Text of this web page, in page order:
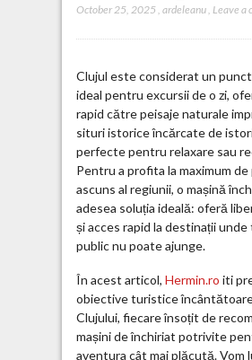
October 25, 2025 ardeleanu, Leave a
Clujul este considerat un
ideal pentru excursii de o zi,
rapid către peisaje naturale
situri istorice încărcate de
perfecte pentru relaxare sau
Pentru a profita la maximum
ascuns al regiunii, o mașină
adesea soluția ideală: oferă
și acces rapid la destinații
public nu poate ajunge.
În acest articol, Hermin.ro iti
obiective turistice
Clujului, fiecare însoțit de
mașini de închiriat potrivite
aventura cât mai plăcută. Vom